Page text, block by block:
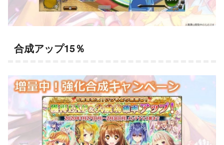
合成アップ15％